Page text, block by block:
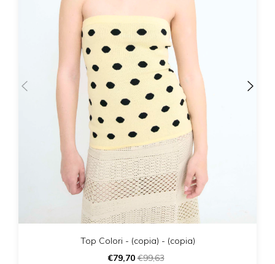
Top Colori - (copia) - (copia)
€79,70€99,63